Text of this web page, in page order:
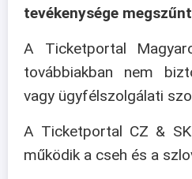
tevékenysége
A Ticketportal
továbbiakban nem
vagy ügyfélszolgálati
A Ticketportal CZ &
működik a cseh és a